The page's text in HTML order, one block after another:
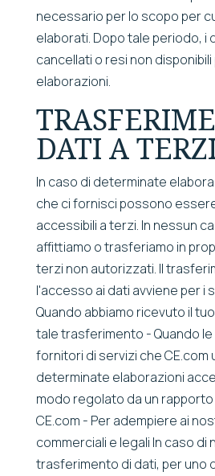
necessario per lo scopo per
elaborati. Dopo tale periodo, i
cancellati o resi non
elaborazioni.
DATI A
In caso di determinate
che ci fornisci possono
accessibili a terzi. In nessun
affittiamo o trasferiamo in
terzi non autorizzati. Il
l'accesso ai dati avviene per i
Quando abbiamo ricevuto il
tale trasferimento - Quando le
fornitori di servizi che CE.com
determinate elaborazioni
modo regolato da un
CE.com - Per adempiere ai
commerciali e legali In caso di
trasferimento di dati, per uno